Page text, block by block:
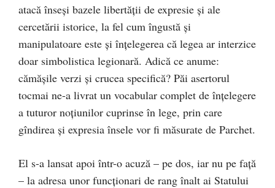
atacă înseși bazele libertății de expresie și ale
cercetării istorice, la fel cum îngustă și
manipulatoare este și înțelegerea că legea ar interzice
doar simbolistica legionară. Adică ce anume:
cămășile verzi și crucea specifică? Păi asertorul
tocmai ne-a livrat un vocabular complet de înțelegere
a tuturor noțiunilor cuprinse în lege, prin care
gîndirea și expresia însele vor fi măsurate de Parchet.
El s-a lansat apoi într-o acuză – pe dos, iar nu pe față
– la adresa unor funcționari de rang înalt ai Statului